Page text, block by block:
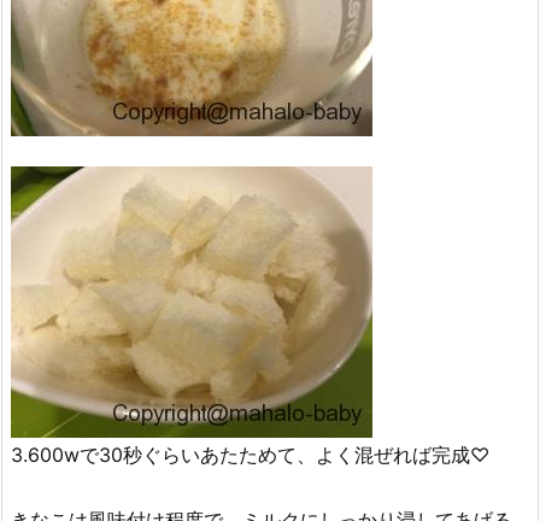
3.600wで30秒ぐらいあたためて、よく混ぜれば完成♡